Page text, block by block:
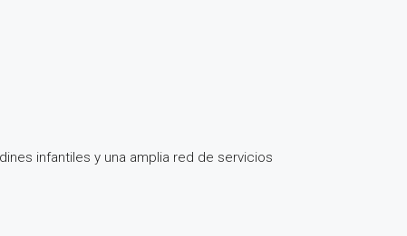
infantiles y una amplia red de servicios